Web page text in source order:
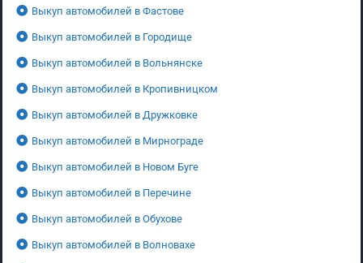
Выкуп автомобилей в Фастове
Выкуп автомобилей в Городище
Выкуп автомобилей в Вольнянске
Выкуп автомобилей в Кропивницком
Выкуп автомобилей в Дружковке
Выкуп автомобилей в Мирнограде
Выкуп автомобилей в Новом Буге
Выкуп автомобилей в Перечине
Выкуп автомобилей в Обухове
Выкуп автомобилей в Волновахе